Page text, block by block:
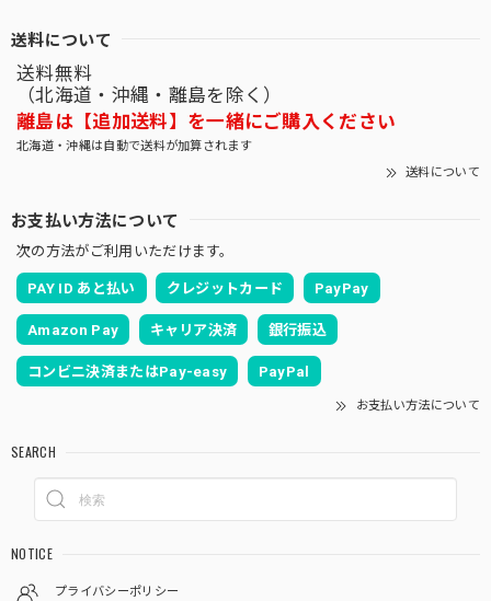
送料について
送料無料
（北海道・沖縄・離島を除く）
離島は【追加送料】を一緒にご購入ください
北海道・沖縄は自動で送料が加算されます
送料について
お支払い方法について
次の方法がご利用いただけます。
PAY ID あと払い クレジットカード PayPay
Amazon Pay キャリア決済 銀行振込
コンビニ決済またはPay-easy PayPal
お支払い方法について
SEARCH
NOTICE
プライバシーポリシー